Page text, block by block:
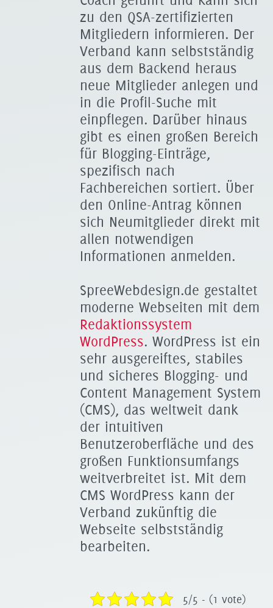
zu den QSA-zertifizierten
Mitgliedern informieren. Der
Verband kann selbstständig
aus dem Backend heraus
neue Mitglieder anlegen und
in die Profil-Suche mit
einpflegen. Darüber hinaus
gibt es einen großen Bereich
für Blogging-Einträge,
spezifisch nach
Fachbereichen sortiert. Über
den Online-Antrag können
sich Neumitglieder direkt mit
allen notwendigen
Informationen anmelden.
SpreeWebdesign.de gestaltet
moderne Webseiten mit dem
Redaktionssystem
WordPress. WordPress ist ein
sehr ausgereiftes, stabiles
und sicheres Blogging- und
Content Management System
(CMS), das weltweit dank
der intuitiven
Benutzeroberfläche und des
großen Funktionsumfangs
weitverbreitet ist. Mit dem
CMS WordPress kann der
Verband zukünftig die
Webseite selbstständig
bearbeiten.
5/5 - (1 vote)